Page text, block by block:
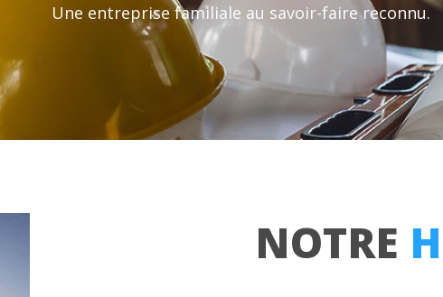
Une entreprise familiale au savoir-faire reconnu.
NOTRE